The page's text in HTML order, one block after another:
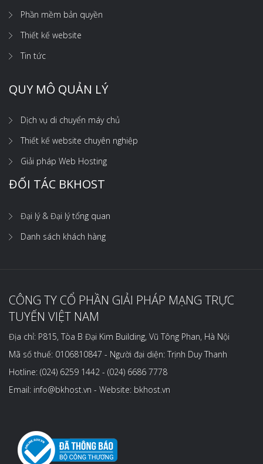
Phần mềm bản quyền
Thiết kế website
Tin tức
QUY MÔ QUẢN LÝ
Dịch vụ di chuyển máy chủ
Thiết kế website chuyên nghiệp
Giải pháp Web Hosting
ĐỐI TÁC BKHOST
Đại lý & Đại lý tổng quan
Danh sách khách hàng
CÔNG TY CỔ PHẦN GIẢI PHÁP MẠNG TRỰC
TUYẾN VIỆT NAM
Địa chỉ: P815, Tòa B Đại Kim Building, Vũ Tông Phan, Hà Nội
Mã số thuế: 0106810847 - Người đại diện: Trịnh Duy Thanh
Hotline: (024) 6259 1442 - (024) 6686 7778
Email: info@bkhost.vn - Website: bkhost.vn